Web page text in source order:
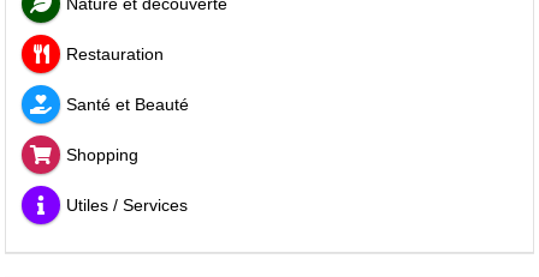
Restauration
Santé et Beauté
Shopping
Utiles / Services